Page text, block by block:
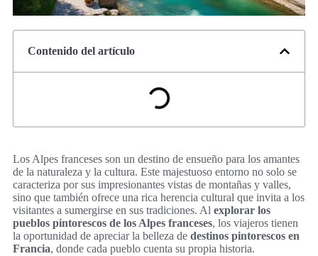
Contenido del artículo
Los Alpes franceses son un destino de ensueño para los amantes
de la naturaleza y la cultura. Este majestuoso entorno no solo se
caracteriza por sus impresionantes vistas de montañas y valles,
sino que también ofrece una rica herencia cultural que invita a los
visitantes a sumergirse en sus tradiciones. Al explorar los
pueblos pintorescos de los Alpes franceses, los viajeros tienen
la oportunidad de apreciar la belleza de destinos pintorescos en
Francia, donde cada pueblo cuenta su propia historia.